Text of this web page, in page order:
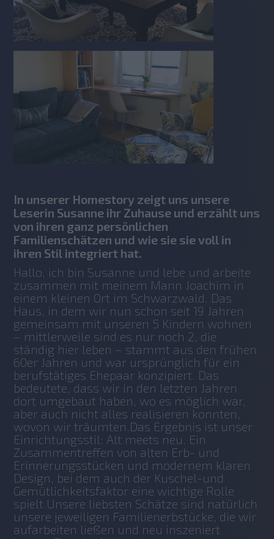
In unserer Homestory zeigt uns unsere
Leserin Susanne ihr Zuhause und erzählt uns
von ihren ganz persönlichen
Familienschätzen und wie sie sie voll in
ihren Stil integriert hat.
Hallo, ich bin Susanne und lebe und arbeite
zusammen mit meinem Mann Joachim in
einem kleinen Ort im Schwarzwald. Das
Haus, in dem wir nun schon seit 19 Jahren
gemeinsam mit unseren 5 Kindern wohnen
– mittlerweile sind es nur noch 2, die
ständig hier leben – stammt aus den frühen
60er Jahren und war ursprünglich für ein
berufstätiges Ehepaar konzipiert. Das
bedeutete, dass wir in den letzten Jahren
dort umgebaut haben, wo es möglich war,
aber auch nicht alles realisieren konnten,
wovon wir träumten.Das Ergebnis ist unser
Einrichtungsstil: Alt meets neu. Ein
Zusammentreffen von alten Erb- und
Erinnerungsstücken und modernem klaren
Design, bei dem auch der Kuschel-und
Gemütlichkeitsfaktor eine wichtige Rolle
spielt.Unsere liebsten Schätze sind natürlich
unsere jeweiligen Familienerbstücke, die wir
aufarbeiten ließen und neu inszeniert